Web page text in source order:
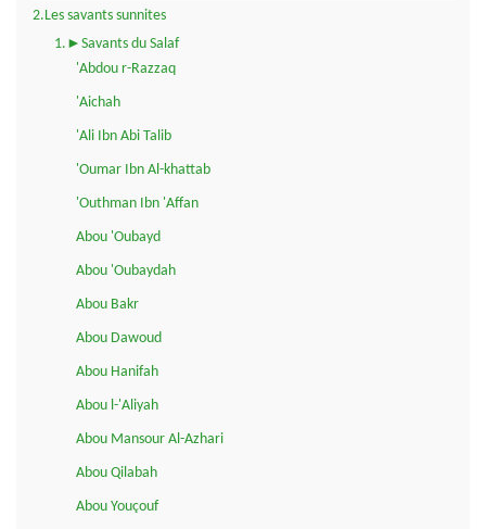
2.Les savants sunnites
1.►Savants du Salaf
'Abdou r-Razzaq
'Aichah
'Ali Ibn Abi Talib
'Oumar Ibn Al-khattab
'Outhman Ibn 'Affan
Abou 'Oubayd
Abou 'Oubaydah
Abou Bakr
Abou Dawoud
Abou Hanifah
Abou l-'Aliyah
Abou Mansour Al-Azhari
Abou Qilabah
Abou Youçouf